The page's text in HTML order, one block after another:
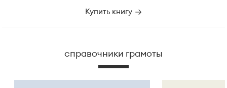
Купить книгу
справочники грамоты